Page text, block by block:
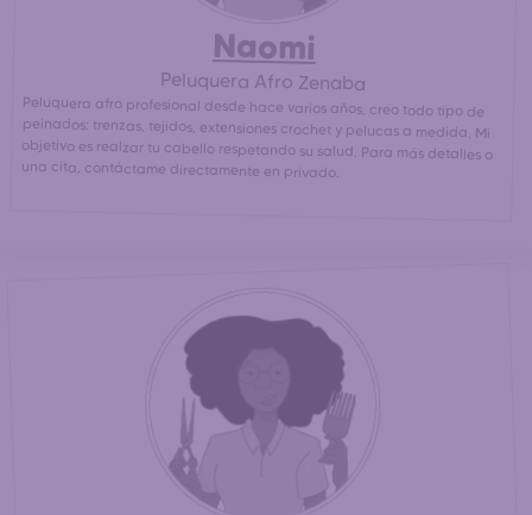
Naomi
Peluquera Afro Zenaba
Peluquera afro profesional desde hace varios años, creo todo tipo de
peinados: trenzas, tejidos, extensiones crochet y pelucas a medida. Mi
objetivo es realzar tu cabello respetando su salud. Para más detalles o
una cita, contáctame directamente en privado.